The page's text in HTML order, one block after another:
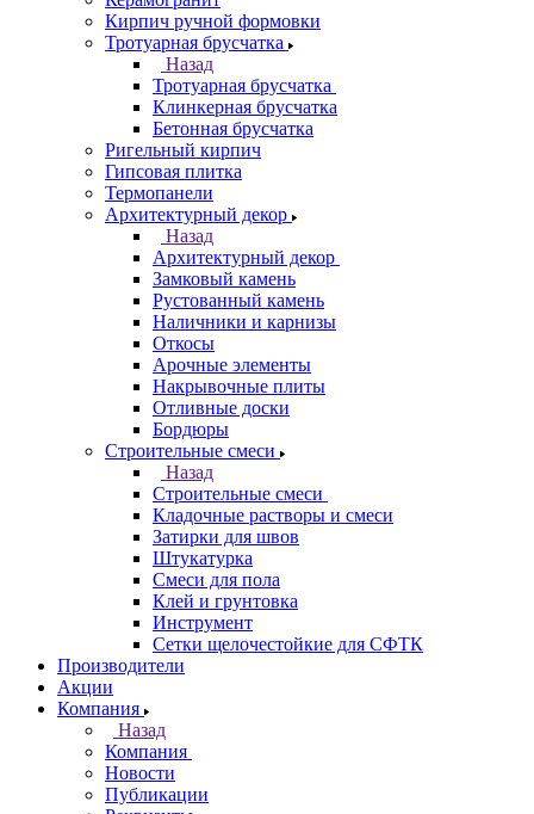
Кирпич ручной формовки
Тротуарная брусчатка
Назад
Тротуарная брусчатка
Клинкерная брусчатка
Бетонная брусчатка
Ригельный кирпич
Гипсовая плитка
Термопанели
Архитектурный декор
Назад
Архитектурный декор
Замковый камень
Рустованный камень
Наличники и карнизы
Откосы
Арочные элементы
Накрывочные плиты
Отливные доски
Бордюры
Строительные смеси
Назад
Строительные смеси
Кладочные растворы и смеси
Затирки для швов
Штукатурка
Смеси для пола
Клей и грунтовка
Инструмент
Сетки щелочестойкие для СФТК
Производители
Акции
Компания
Назад
Компания
Новости
Публикации